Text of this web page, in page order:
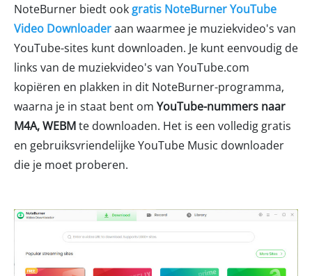
NoteBurner biedt ook gratis NoteBurner YouTube
Video Downloaderaan waarmee je muziekvideo's van
YouTube-sites kunt downloaden. Je kunt eenvoudig de
links van de muziekvideo's van YouTube.com
kopiëren en plakken in dit NoteBurner-programma,
waarna je in staat bent om YouTube-nummers naar
M4A, WEBMte downloaden. Het is een volledig gratis
en gebruiksvriendelijke YouTube Music downloader
die je moet proberen.